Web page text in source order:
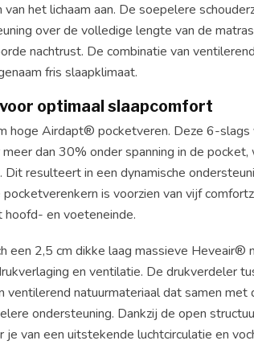
het lichaam aan. De soepelere
over de volledige lengte van de
nachtrust. De combinatie van
fris slaapklimaat.
optimaal slaapcomfort
hoge Airdapt® pocketveren. Deze 6-slags
dan 30% onder spanning in de
resulteert in een dynamische
is voorzien van vijf
hoofd- en voeteneinde.
een 2,5 cm dikke laag massieve Heveair®
en ventilatie. De drukverdeler
natuurmateriaal dat samen met
ondersteuning. Dankzij de open
van een uitstekende luchtcirculatie en